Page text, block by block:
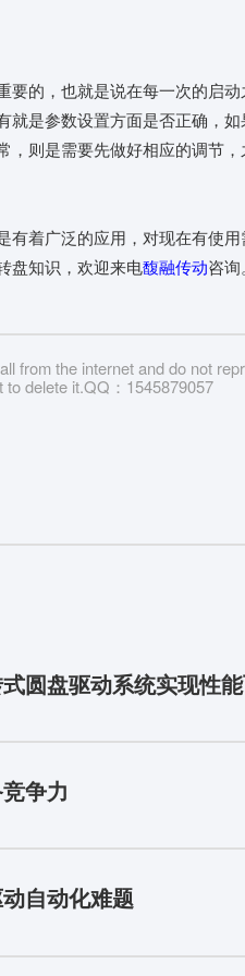
要的，也就是说在每一次的启
是参数设置方面是否正确，
，则是需要先做好相应的调节
着广泛的应用，对现在有使
盘知识，欢迎来电馥融传动咨
from the internet and do not
to delete it.QQ：1545879057
圆盘驱动系统实现性
争力
自动化难题